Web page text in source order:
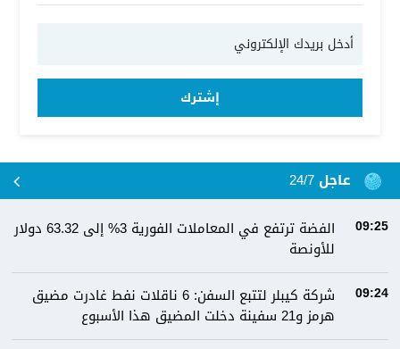
إشترك
عاجل 24/7
09:25
الفضة ترتفع في المعاملات الفورية 3% إلى 63.32 دولار
للأونصة
09:24
شركة كيبلر لتتبع السفن: 6 ناقلات نفط غادرت مضيق
هرمز و21 سفينة دخلت المضيق هذا الأسبوع